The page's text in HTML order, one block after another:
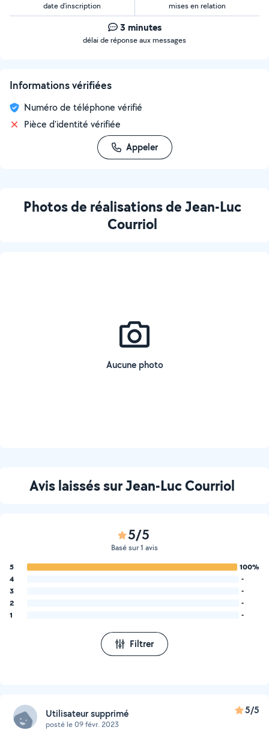
date d’inscription mises en relation
3 minutes
délai de réponse aux messages
Informations vérifiées
Numéro de téléphone vérifié
Pièce d'identité vérifiée
Appeler
Photos de réalisations de Jean-Luc
Courriol
Aucune photo
Avis laissés sur Jean-Luc Courriol
5/5
Basé sur 1 avis
5
100%
4
-
3
-
2
-
1
-
Filtrer
Utilisateur supprimé
posté le 09 févr. 2023
5/5